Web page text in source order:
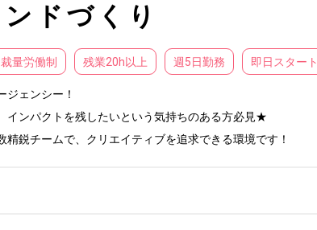
ドづくり
裁量労働制 残業20h以上 週5日勤務 即日スタート
ェンシー！
ンパクトを残したいという気持ちのある方必見★
鋭チームで、クリエイティブを追求できる環境です！